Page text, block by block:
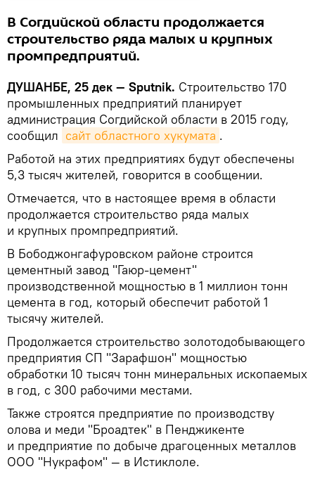
В Согдийской области продолжается
строительство ряда малых и крупных
промпредприятий.
ДУШАНБЕ, 25 дек — Sputnik. Строительство 170
промышленных предприятий планирует
администрация Согдийской области в 2015 году,
сообщил сайт областного хукумата .
Работой на этих предприятиях будут обеспечены
5,3 тысяч жителей, говорится в сообщении.
Отмечается, что в настоящее время в области
продолжается строительство ряда малых
и крупных промпредприятий.
В Бободжонгафуровском районе строится
цементный завод "Гаюр-цемент"
производственной мощностью в 1 миллион тонн
цемента в год, который обеспечит работой 1
тысячу жителей.
Продолжается строительство золотодобывающего
предприятия СП "Зарафшон" мощностью
обработки 10 тысяч тонн минеральных ископаемых
в год, с 300 рабочими местами.
Также строятся предприятие по производству
олова и меди "Броадтек" в Пенджикенте
и предприятие по добыче драгоценных металлов
ООО "Нукрафом" — в Истиклоле.